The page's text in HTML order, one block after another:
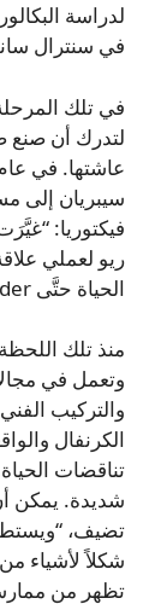
لدراسة
في سنترال
في تلك
لتدرك أن صنع
سيبريان إلى
فيكتوريا:
ريو لعملي
الحياة حتَّى under صعوبةِ الظروف”.
منذ تلك
وتعمل في
والتركيب
الكرنفال
تناقضات
شديدة. يمكن
تضيف،
شكلاً لأشياء
تظهر من